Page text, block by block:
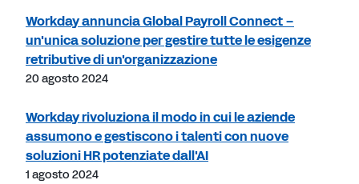
Workday annuncia Global Payroll Connect –
un'unica soluzione per gestire tutte le esigenze
retributive di un'organizzazione
20 agosto 2024
Workday rivoluziona il modo in cui le aziende
assumono e gestiscono i talenti con nuove
soluzioni HR potenziate dall'AI
1 agosto 2024